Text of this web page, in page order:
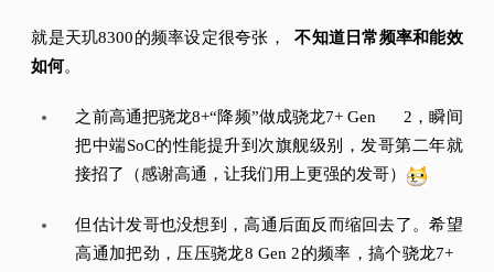
就是天玑8300的频率设定很夸张，不知道日常频率和能效
如何。
之前高通把骁龙8+“降频”做成骁龙7+ Gen 2，瞬间
把中端SoC的性能提升到次旗舰级别，发哥第二年就
接招了（感谢高通，让我们用上更强的发哥）
但估计发哥也没想到，高通后面反而缩回去了。希望
高通加把劲，压压骁龙8 Gen 2的频率，搞个骁龙7+